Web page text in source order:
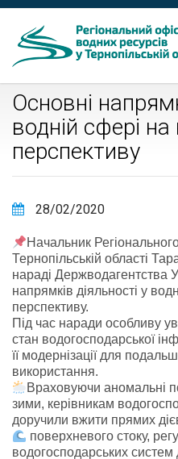
Основні
водній сфері
перспективу
28/02/2020
Начальник
Тернопільській області
нараді Держводагентства
напрямків діяльності у
перспективу.
Під час наради особливу
стан водогосподарської
її модернізації для
використання.
Враховуючи аномальні
зими, керівникам
доручили вжити прямих
поверхневого стоку,
водогосподарських